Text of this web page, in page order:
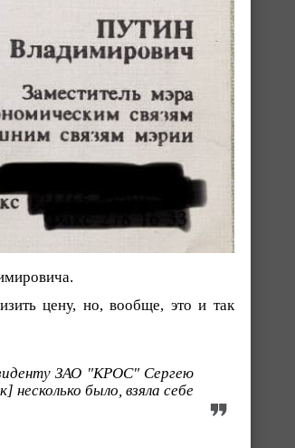
цену, но, вообще, это и так
ЗАО "КРОС" Сергею
несколько было, взяла себе